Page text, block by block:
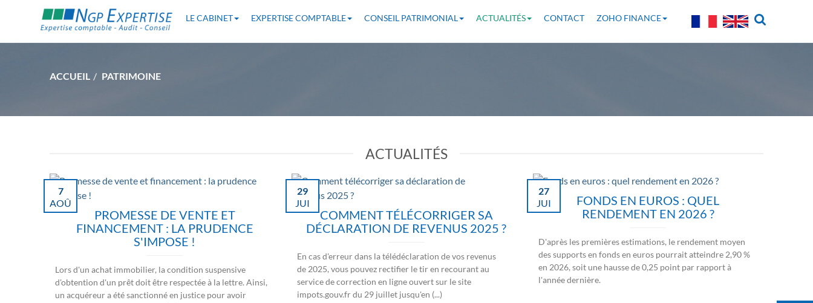
LE CABINET EXPERTISE COMPTABLE CONSEIL PATRIMONIAL ACTUALITÉS CONTACT ZOHO FINANCE
ACCUEIL PATRIMOINE
ACTUALITÉS
PROMESSE DE VENTE ET
FINANCEMENT : LA PRUDENCE
S'IMPOSE !
7
AOÛ
Lors d'un achat immobilier, la condition suspensive
d'obtention d'un prêt doit être respectée à la lettre. Ainsi,
un acquéreur a été sanctionné en justice pour avoir
COMMENT TÉLÉCORRIGER SA
DÉCLARATION DE REVENUS 2025 ?
29
JUI
En cas d'erreur dans la télédéclaration de vos revenus
de 2025, vous pouvez rectifier le tir en recourant au
service de correction en ligne ouvert sur le site
impots.gouv.fr du 29 juillet jusqu'en (...)
FONDS EN EUROS : QUEL
RENDEMENT EN 2026 ?
27
JUI
D'après les premières estimations, le rendement moyen
des supports en fonds en euros pourrait atteindre 2,90 %
en 2026, soit une hausse de 0,25 point par rapport à
l'année dernière.